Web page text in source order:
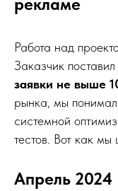
Работа над
Заказчик
заявки не выше
рынка, мы
системной
тестов. Вот как мы
Апрель 2024